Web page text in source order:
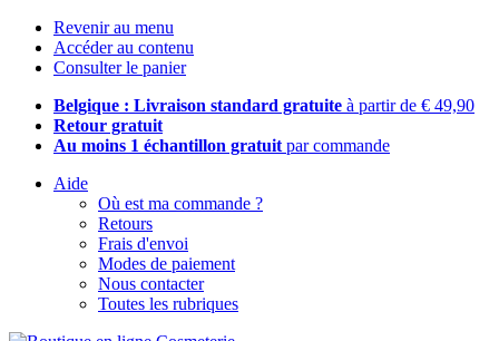
Revenir au menu
Accéder au contenu
Consulter le panier
Belgique : Livraison standard gratuite à partir de € 49,90
Retour gratuit
Au moins 1 échantillon gratuit par commande
Aide
Où est ma commande ?
Retours
Frais d'envoi
Modes de paiement
Nous contacter
Toutes les rubriques